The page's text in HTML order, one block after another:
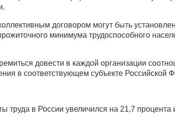
договором могут быть
минимума трудоспособного
довести в каждой организации
в соответствующем субъекте Российской
труда в России увеличился на 21,7 процента